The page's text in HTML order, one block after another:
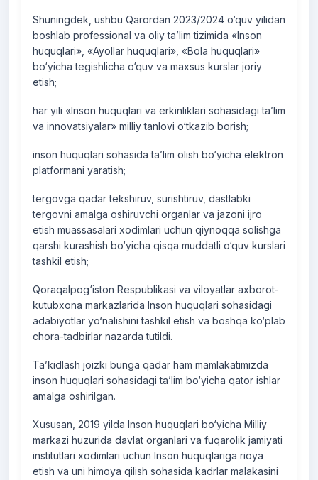
Shuningdek, ushbu Qarordan 2023/2024 o‘quv yilidan
boshlab professional va oliy ta’lim tizimida «Inson
huquqlari», «Ayollar huquqlari», «Bola huquqlari»
bo‘yicha tegishlicha o‘quv va maxsus kurslar joriy
etish;
har yili «Inson huquqlari va erkinliklari sohasidagi ta’lim
va innovatsiyalar» milliy tanlovi o‘tkazib borish;
inson huquqlari sohasida ta’lim olish bo‘yicha elektron
platformani yaratish;
tergovga qadar tekshiruv, surishtiruv, dastlabki
tergovni amalga oshiruvchi organlar va jazoni ijro
etish muassasalari xodimlari uchun qiynoqqa solishga
qarshi kurashish bo‘yicha qisqa muddatli o‘quv kurslari
tashkil etish;
Qoraqalpog‘iston Respublikasi va viloyatlar axborot-
kutubxona markazlarida Inson huquqlari sohasidagi
adabiyotlar yo‘nalishini tashkil etish va boshqa ko‘plab
chora-tadbirlar nazarda tutildi.
Ta’kidlash joizki bunga qadar ham mamlakatimizda
inson huquqlari sohasidagi ta’lim bo‘yicha qator ishlar
amalga oshirilgan.
Xususan, 2019 yilda Inson huquqlari bo‘yicha Milliy
markazi huzurida davlat organlari va fuqarolik jamiyati
institutlari xodimlari uchun Inson huquqlariga rioya
etish va uni himoya qilish sohasida kadrlar malakasini